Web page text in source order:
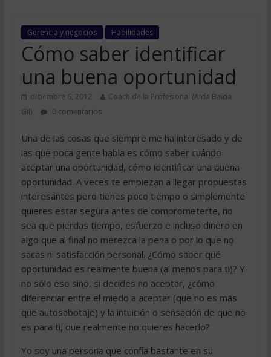
Gerencia y negocios Habilidades
Cómo saber identificar
una buena oportunidad
diciembre 6, 2012
Coach de la Profesional (Aida Baida
Gil)
0 comentarios
Una de las cosas que siempre me ha interesado y de
las que poca gente habla es cómo saber cuándo
aceptar una oportunidad, cómo identificar una buena
oportunidad. A veces te empiezan a llegar propuestas
interesantes pero tienes poco tiempo o simplemente
quieres estar segura antes de comprometerte, no
sea que pierdas tiempo, esfuerzo e incluso dinero en
algo que al final no merezca la pena o por lo que no
sacas ni satisfacción personal. ¿Cómo saber qué
oportunidad es realmente buena (al menos para ti)? Y
no sólo eso sino, si decides no aceptar, ¿cómo
diferenciar entre el miedo a aceptar (que no es más
que autosabotaje) y la intuición o sensación de que no
es para ti, que realmente no quieres hacerlo?
Yo soy una persona que confía bastante en su